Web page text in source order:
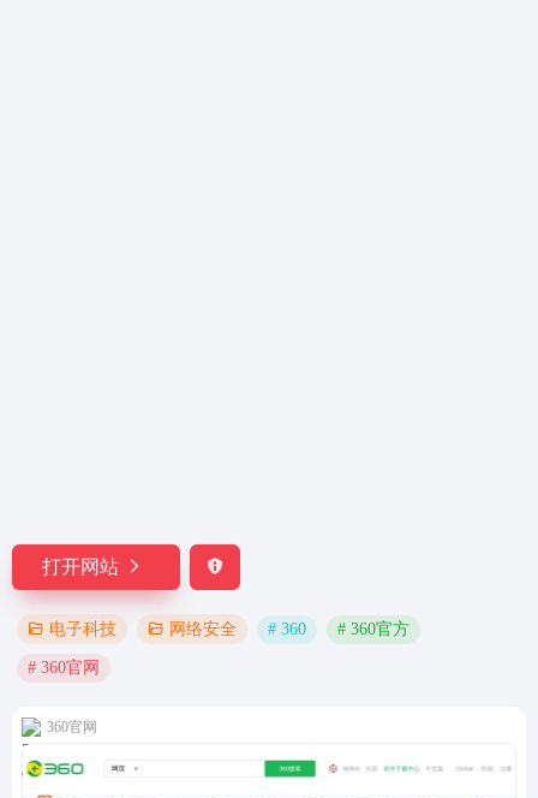
打开网站
电子科技 网络安全 # 360 # 360官方
# 360官网
360官网